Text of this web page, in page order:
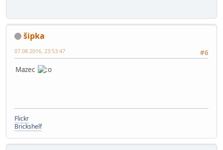
šipka
#6
07.08.2016, 23:53:47
Mazec
Flickr
Brickshelf